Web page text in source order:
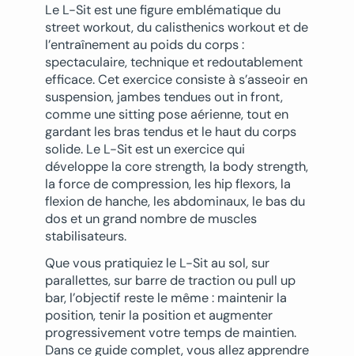
Le L-Sit est une figure emblématique du
street workout, du calisthenics workout et de
l’entraînement au poids du corps :
spectaculaire, technique et redoutablement
efficace. Cet exercice consiste à s’asseoir en
suspension, jambes tendues out in front,
comme une sitting pose aérienne, tout en
gardant les bras tendus et le haut du corps
solide. Le L-Sit est un exercice qui
développe la core strength, la body strength,
la force de compression, les hip flexors, la
flexion de hanche, les abdominaux, le bas du
dos et un grand nombre de muscles
stabilisateurs.
Que vous pratiquiez le L-Sit au sol, sur
parallettes, sur barre de traction ou pull up
bar, l’objectif reste le même : maintenir la
position, tenir la position et augmenter
progressivement votre temps de maintien.
Dans ce guide complet, vous allez apprendre